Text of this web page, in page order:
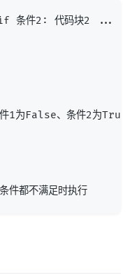
条件2: 代码块2 ...
1为False、条件2为True